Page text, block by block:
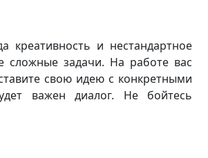
креативность и нестандартное
задачи. На работе вас
свою идею с конкретными
важен диалог. Не бойтесь